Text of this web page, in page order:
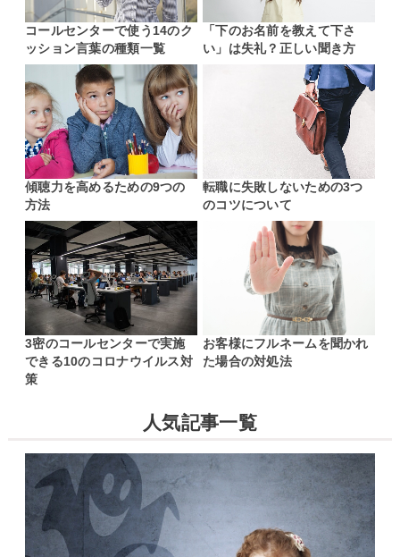
コールセンターで使う14のク
ッション言葉の種類一覧
「下のお名前を教えて下さ
い」は失礼？正しい聞き方
傾聴力を高めるための9つの
方法
転職に失敗しないための3つ
のコツについて
3密のコールセンターで実施
できる10のコロナウイルス対
策
お客様にフルネームを聞かれ
た場合の対処法
人気記事一覧